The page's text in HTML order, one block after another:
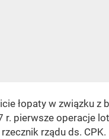
łopaty w związku z
r. pierwsze operacje
rządu ds. CPK.